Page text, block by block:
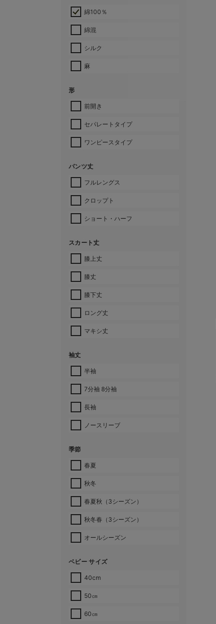
綿100％
綿混
シルク
麻
形
前開き
セパレートタイプ
ワンピースタイプ
パンツ丈
フルレングス
クロップト
ショート・ハーフ
スカート丈
膝上丈
膝丈
膝下丈
ロング丈
マキシ丈
袖丈
半袖
7分袖 8分袖
長袖
ノースリーブ
季節
春夏
秋冬
春夏秋（3シーズン）
秋冬春（3シーズン）
オールシーズン
ベビー サイズ
40cm
50㎝
60㎝